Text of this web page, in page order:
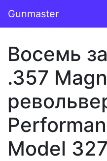
Основная
Gunmaster
Восемь
.357
Model 327